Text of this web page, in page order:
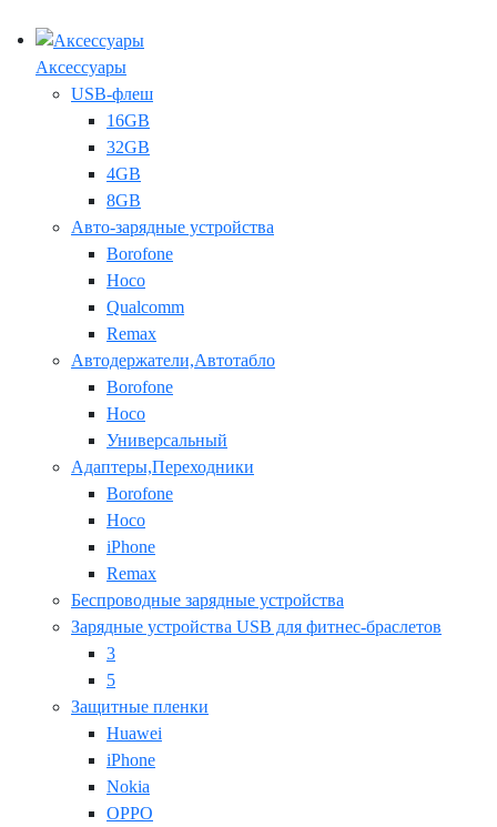
Аксессуары
USB-флеш
16GB
32GB
4GB
8GB
Авто-зарядные устройства
Borofone
Hoco
Qualcomm
Remax
Автодержатели,Автотабло
Borofone
Hoco
Универсальный
Адаптеры,Переходники
Borofone
Hoco
iPhone
Remax
Беспроводные зарядные устройства
Зарядные устройства USB для фитнес-браслетов
3
5
Защитные пленки
Huawei
iPhone
Nokia
OPPO